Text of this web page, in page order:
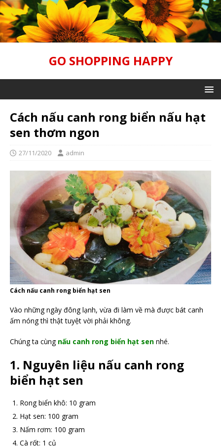
GO SHOPPING HAPPY
Cách nấu canh rong biển nấu hạt
sen thơm ngon
27/11/2020 admin
Cách nấu canh rong biển hạt sen
Vào những ngày đông lạnh, vừa đi làm về mà được bát canh
ấm nóng thì thật tuyệt vời phải không.
Chúng ta cùng nấu canh rong biển hạt sen nhé.
1. Nguyên liệu nấu canh rong
biển hạt sen
Rong biển khô: 10 gram
Hạt sen: 100 gram
Nấm rơm: 100 gram
Cà rốt: 1 củ